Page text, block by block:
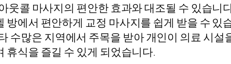
웃콜 마사지의 편안한 효과와 대조될 수 있습니
에서 편안하게 교정 마사지를 쉽게 받을 수 있
수많은 지역에서 주목을 받아 개인이 의료 시설
휴식을 즐길 수 있게 되었습니다.